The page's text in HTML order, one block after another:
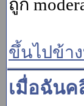
ถูก
ขึ้นไปข้า
เมื่อฉันค